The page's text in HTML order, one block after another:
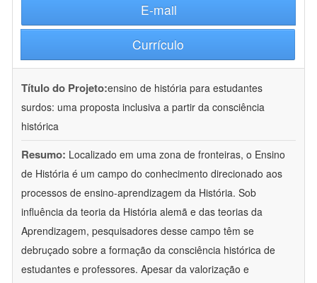
E-mail
Currículo
Título do Projeto:ensino de história para estudantes
surdos: uma proposta inclusiva a partir da consciência
histórica
Resumo: Localizado em uma zona de fronteiras, o Ensino
de História é um campo do conhecimento direcionado aos
processos de ensino-aprendizagem da História. Sob
influência da teoria da História alemã e das teorias da
Aprendizagem, pesquisadores desse campo têm se
debruçado sobre a formação da consciência histórica de
estudantes e professores. Apesar da valorização e